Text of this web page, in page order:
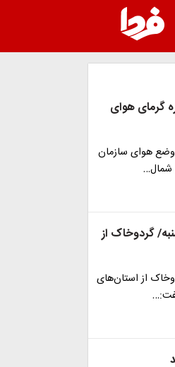
گرمای هوای
هوای سازمان
شمال…
دوشنبه/ گردوخاک از
از استان‌های